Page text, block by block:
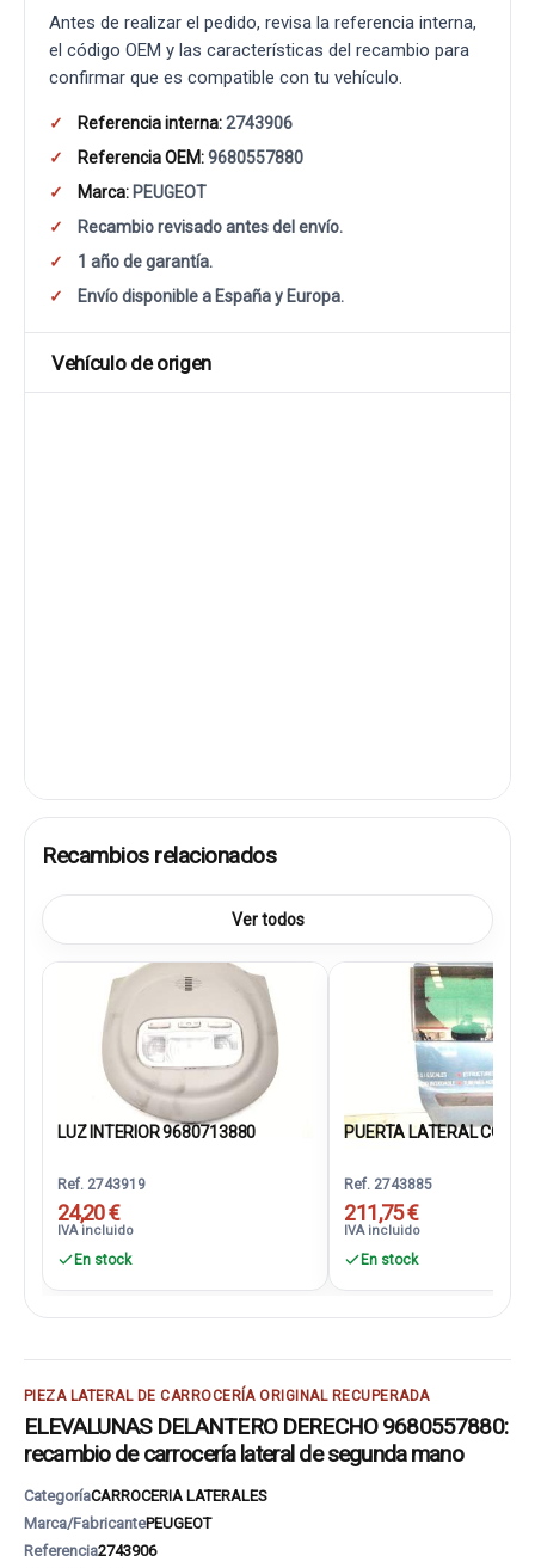
Antes de realizar el pedido, revisa la referencia interna,
el código OEM y las características del recambio para
confirmar que es compatible con tu vehículo.
Referencia interna:2743906
Referencia OEM:9680557880
Marca: PEUGEOT
Recambio revisado antes del envío.
1 año de garantía.
Envío disponible a España y Europa.
Vehículo de origen
Recambios relacionados
Ver todos
LUZ INTERIOR 9680713880
Ref. 2743919
24,20 €
IVA incluido
En stock
PUERTA LATERAL
Ref. 2743885
211,75 €
IVA incluido
En stock
PIEZA LATERAL DE CARROCERÍA ORIGINAL RECUPERADA
ELEVALUNAS DELANTERO DERECHO 9680557880:
recambio de carrocería lateral de segunda mano
CategoríaCARROCERIA LATERALES
Marca/FabricantePEUGEOT
Referencia2743906